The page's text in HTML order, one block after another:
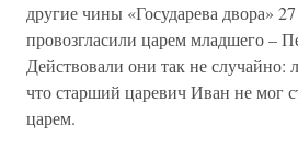
другие чины «Государева двора»
провозгласили царем младшего –
Действовали они так не
что старший царевич Иван не мог
царем.